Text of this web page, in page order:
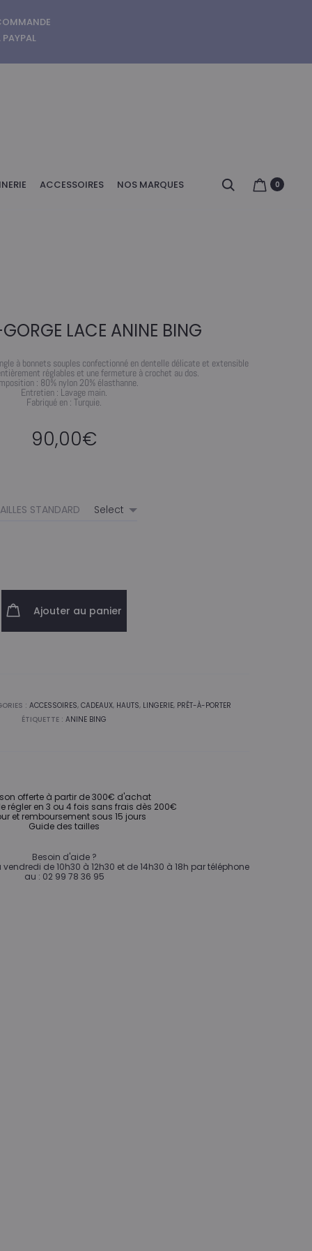
ACCESSOIRES NOS MARQUES Search 0
LACE ANINE BING
à bonnets souples confectionné en dentelle délicate et extensible
réglables et une fermeture à crochet au dos.
: 80% nylon 20% élasthanne.
Entretien : Lavage main.
Fabriqué en : Turquie.
90,00€
STANDARD
Ajouter au panier
: ACCESSOIRES, CADEAUX, HAUTS, LINGERIE, PRÊT-À-PORTER
ÉTIQUETTE : ANINE BING
offerte à partir de 300€ d'achat
régler en 3 ou 4 fois sans frais dès 200€
et remboursement sous 15 jours
Guide des tailles
Besoin d'aide ?
de 10h30 à 12h30 et de 14h30 à 18h par téléphone
au : 02 99 78 36 95